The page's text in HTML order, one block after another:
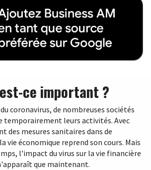
ce important ?
coronavirus, de nombreuses sociétés
temporairement leurs activités. Avec
des mesures sanitaires dans de
vie économique reprend son cours. Mais
l'impact du virus sur la vie financière
que maintenant.